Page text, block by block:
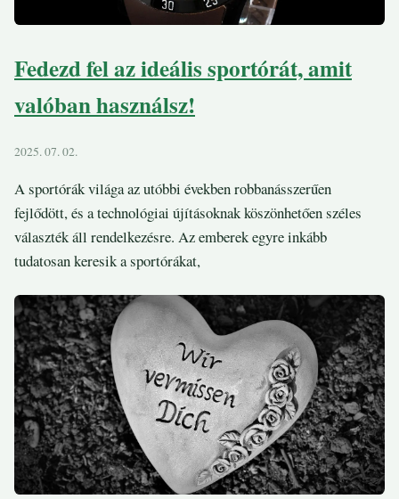
Fedezd fel az ideális sportórát, amit
valóban használsz!
2025. 07. 02.
A sportórák világa az utóbbi években robbanásszerűen
fejlődött, és a technológiai újításoknak köszönhetően széles
választék áll rendelkezésre. Az emberek egyre inkább
tudatosan keresik a sportórákat,